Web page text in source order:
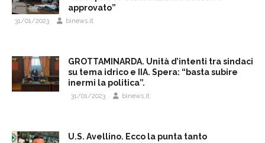
approvato”
31/01/2023 binews.it
GROTTAMINARDA. Unità d’intenti tra sindaci
su tema idrico e IIA. Spera: “basta subire
inermi la politica”.
31/01/2023 binews.it
U.S. Avellino. Ecco la punta tanto